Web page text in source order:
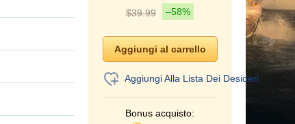
$39.99 –58%
Aggiungi Alla Lista Dei Desideri
Bonus acquisto: